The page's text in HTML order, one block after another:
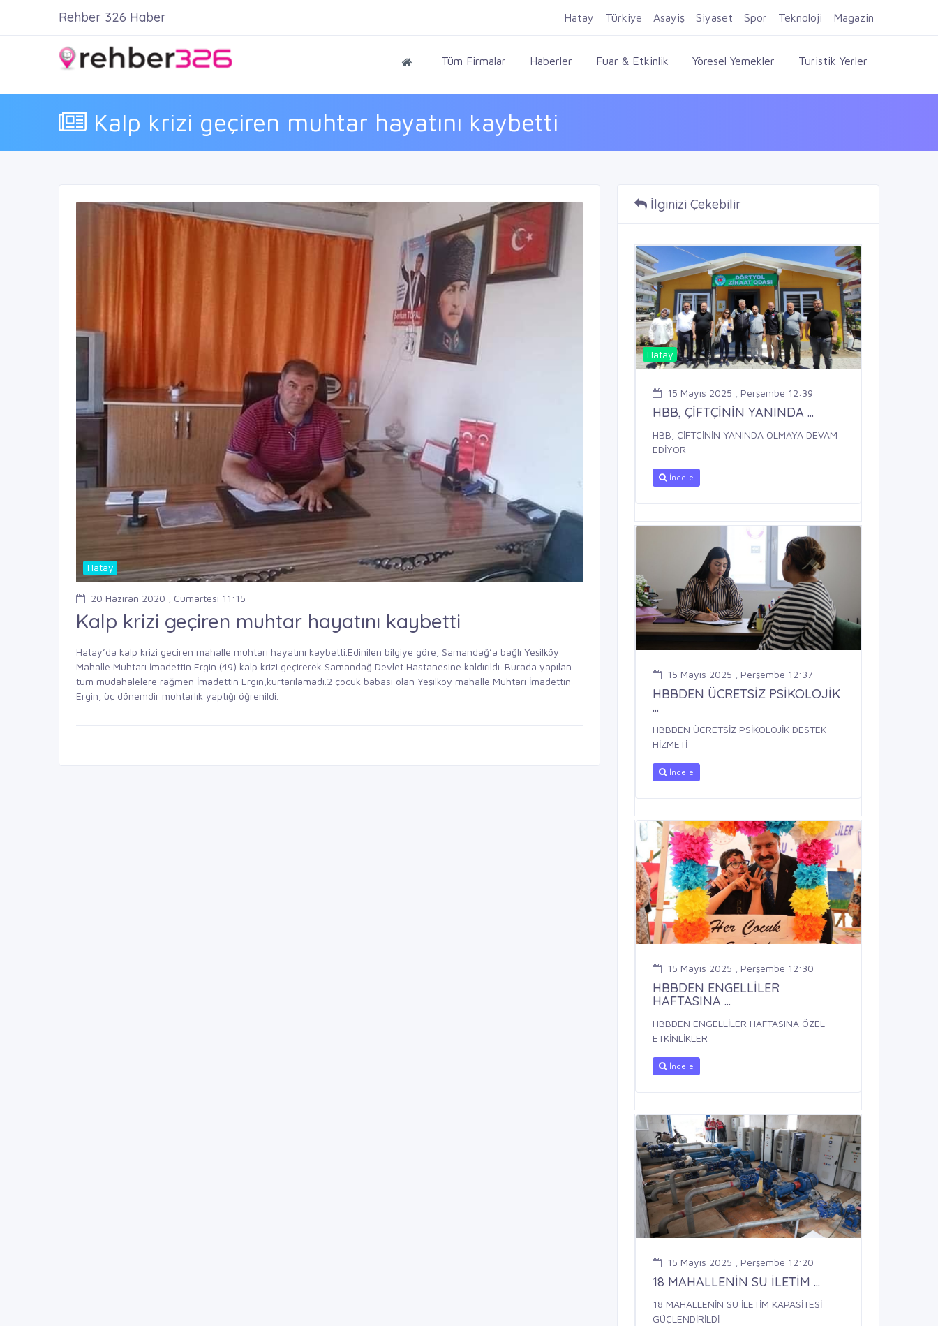
Firma Ekle Kayıt Ol Giriş Yap
Tüm Firmalar Haberler Fuar & Etkinlik Yöresel Yemekler Turistik Yerler
Kalp krizi geçiren muhtar hayatını kaybetti
Rehber 326 Haber Hatay Türkiye Asayiş Siyaset Spor Teknoloji Magazin
Hatay
20 Haziran 2020 , Cumartesi 11:15
Kalp krizi geçiren muhtar hayatını kaybetti
Hatay’da kalp krizi geçiren mahalle muhtarı hayatını kaybetti.Edinilen bilgiye göre, Samandağ’a bağlı Yeşilköy
Mahalle Muhtarı İmadettin Ergin (49) kalp krizi geçirerek Samandağ Devlet Hastanesine kaldırıldı. Burada yapılan
tüm müdahalelere rağmen İmadettin Ergin,kurtarılamadı.2 çocuk babası olan Yeşilköy mahalle Muhtarı İmadettin
Ergin, üç dönemdir muhtarlık yaptığı öğrenildi.
İlginizi Çekebilir
Hatay
15 Mayıs 2025 , Perşembe 12:39
HBB, ÇİFTÇİNİN YANINDA ...
HBB, ÇİFTÇİNİN YANINDA OLMAYA DEVAM
EDİYOR
İncele
15 Mayıs 2025 , Perşembe 12:37
HBBDEN ÜCRETSİZ PSİKOLOJİK
...
HBBDEN ÜCRETSİZ PSİKOLOJİK DESTEK
HİZMETİ
İncele
15 Mayıs 2025 , Perşembe 12:30
HBBDEN ENGELLİLER
HAFTASINA ...
HBBDEN ENGELLİLER HAFTASINA ÖZEL
ETKİNLİKLER
İncele
15 Mayıs 2025 , Perşembe 12:20
18 MAHALLENİN SU İLETİM ...
18 MAHALLENİN SU İLETİM KAPASİTESİ
GÜÇLENDİRİLDİ